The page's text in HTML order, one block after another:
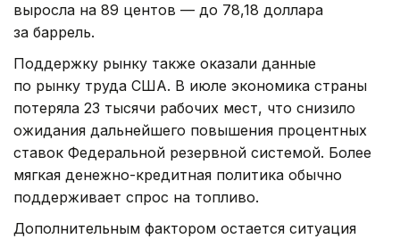
выросла на 89 центов — до 78,18 доллара
за баррель.
Поддержку рынку также оказали данные
по рынку труда США. В июле экономика страны
потеряла 23 тысячи рабочих мест, что снизило
ожидания дальнейшего повышения процентных
ставок Федеральной резервной системой. Более
мягкая денежно-кредитная политика обычно
поддерживает спрос на топливо.
Дополнительным фактором остается ситуация